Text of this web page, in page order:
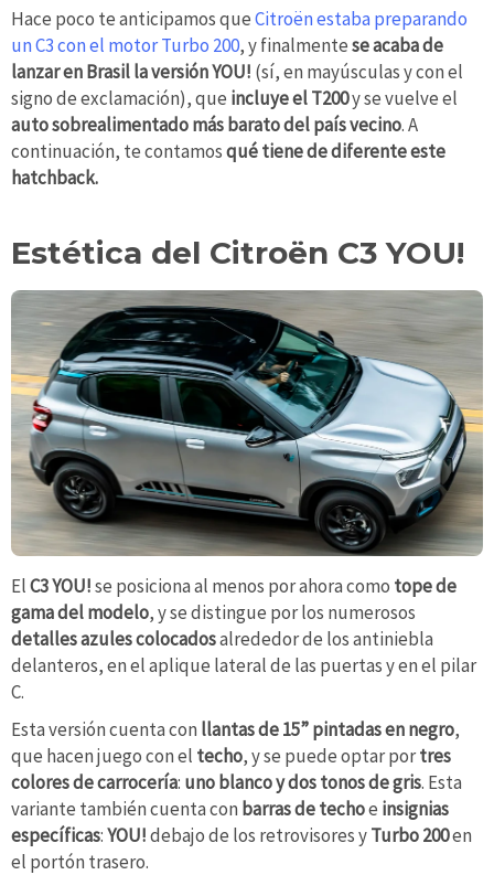
Hace poco te anticipamos queCitroën estaba preparando
un C3 con el motor Turbo 200, y finalmentese acaba de
lanzar en Brasil la versión YOU! (sí, en mayúsculas y con el
signo de exclamación), que incluye el T200y se vuelve el
auto sobrealimentado más barato del país vecino. A
continuación, te contamosqué tiene de diferente este
hatchback.
Estética del Citroën C3 YOU!
ElC3 YOU!se posiciona al menos por ahora como tope de
gama del modelo, y se distingue por los numerosos
detalles azules colocadosalrededor de los antiniebla
delanteros, en el aplique lateral de las puertas y en el pilar
C.
Esta versión cuenta con llantas de 15” pintadas en negro,
que hacen juego con el techo, y se puede optar portres
colores de carrocería: uno blanco y dos tonos de gris. Esta
variante también cuenta con barras de techoe insignias
específicas:YOU!debajo de los retrovisores yTurbo 200en
el portón trasero.